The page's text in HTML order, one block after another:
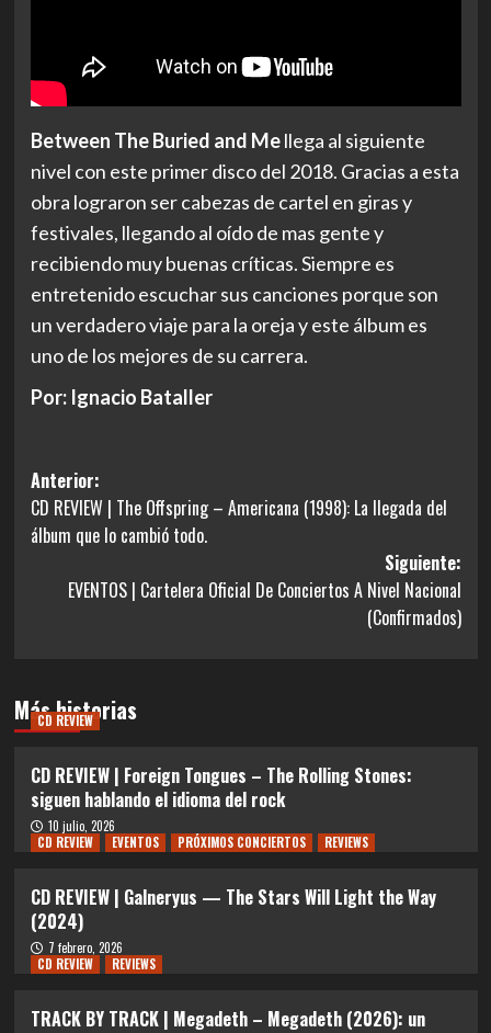
Between The Buried and Mellega al siguiente
nivel con este primer disco del 2018. Gracias a esta
obra lograron ser cabezas de cartel en giras y
festivales, llegando al oído de mas gente y
recibiendo muy buenas críticas. Siempre es
entretenido escuchar sus canciones porque son
un verdadero viaje para la oreja y este álbum es
uno de los mejores de su carrera.
Por: Ignacio Bataller
Navegación
de
entradas
Anterior:
CD REVIEW | The Offspring – Americana (1998): La llegada del
álbum que lo cambió todo.
Siguiente:
EVENTOS | Cartelera Oficial De Conciertos A Nivel Nacional
(Confirmados)
Más historias
CD REVIEW
CD REVIEW | Foreign Tongues – The Rolling Stones:
siguen hablando el idioma del rock
10 julio, 2026
CD REVIEW
EVENTOS PRÓXIMOS CONCIERTOS REVIEWS
CD REVIEW | Galneryus — The Stars Will Light the Way
(2024)
7 febrero, 2026
CD REVIEW
REVIEWS
TRACK BY TRACK | Megadeth – Megadeth (2026): un